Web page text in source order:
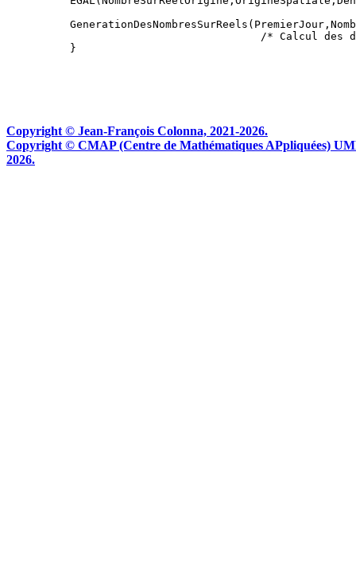
Copyright © Jean-François Colonna, 2021-2026.
Copyright © CMAP (Centre de Mathématiques APpliquées)
2026.